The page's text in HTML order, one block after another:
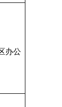
办公